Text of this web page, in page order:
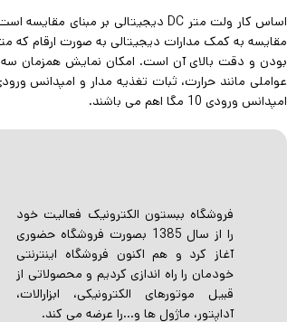
مقایسه به کمک مدارات دیجیتالی به صورت ارقام که
بودن و دقت بالای آن است. امکان نمایش همزمان
عواملی مانند حرارت، ثبات تغذیه مدار و امپدانس
امپدانس ورودی 10 مگا اهم می باشند.­­­­­
فروشگاه ببستون الکترونیک فعالیت خود
را از سال 1385 بصورت فروشگاه حضوری
آغاز کرد و هم اکنون فروشگاه اینترنتی
خودمان را راه اندازی کردیم و محصولاتی از
قبیل موتورهای الکترونیکی، ابزارالات،
آداپتور، ماژول ها و…را عرضه می کند.